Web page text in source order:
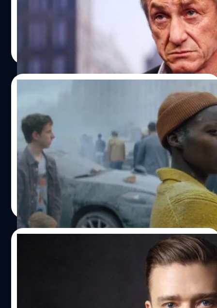
Lupita Nyong’o กลัวแมว แต่ต้องเข้าฉากกับ
แมววัวใน ‘A Quiet Place: Day One’ จน
สุดท้ายเลยได้เป็นทาสแมวส้ม
Lupita Nyong'o ไม่ใช่ทาสแมว แต่ต้องเข้าฉากกับน้องแมววัว
ใน 'A Quiet Place: Day One' และเลิกกับแฟน สุดท้ายเลยได้
มีแมวส้มเป็นของตัวเอง
ประภาส อยู่เย็น | 774 days ago
Read More
เกม ! Justin Timberlake โดนตำรวจรวบ
ข้อหา เมาแล้วขับ เจ้าตัวอ้าง “กินไปแก้วเดียว
ช่วงเที่ยงคืนวันอังคารที่ผ่านมาตามเวลาท้องถิ่นในสหรัฐฯ จัส